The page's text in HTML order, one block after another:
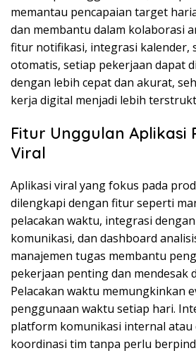
memantau pencapaian target
dan membantu dalam kolaborasi
fitur notifikasi, integrasi kalender,
otomatis, setiap pekerjaan dapat
dengan lebih cepat dan akurat,
kerja digital menjadi lebih
Fitur Unggulan Aplikasi
Viral
Aplikasi viral yang fokus pada
dilengkapi dengan fitur seperti
pelacakan waktu, integrasi
komunikasi, dan dashboard
manajemen tugas membantu
pekerjaan penting dan mendesak
Pelacakan waktu memungkinkan
penggunaan waktu setiap hari.
platform komunikasi internal atau
koordinasi tim tanpa perlu